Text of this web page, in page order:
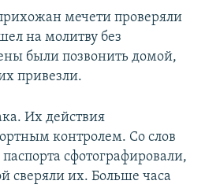
мечети проверяли
на молитву без
были позвонить домой,
привезли.
Их действия
контролем. Со слов
сфотографировали,
сверяли их. Больше часа